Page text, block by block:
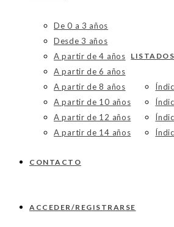
De 0 a 3 años
Desde 3 años
A partir de 4 años
A partir de 6 años
A partir de 8 años
A partir de 10 años
A partir de 12 años
A partir de 14 años
LISTADOS
CONTACTO
ACCEDER/REGISTRARSE